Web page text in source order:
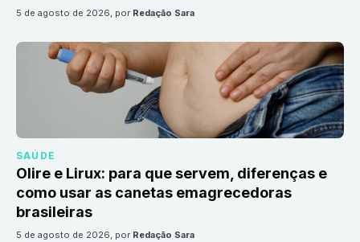
5 de agosto de 2026, por Redação Sara
SAÚDE
Olire e Lirux: para que servem, diferenças e
como usar as canetas emagrecedoras
brasileiras
5 de agosto de 2026, por Redação Sara